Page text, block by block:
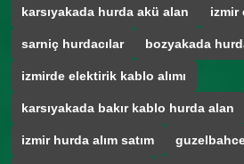
karsıyakada hurda akü alan izmir
sarniç hurdacılar bozyakada
izmirde elektirik kablo alımı
karsıyakada bakır kablo hurda alan
izmir hurda alım satım